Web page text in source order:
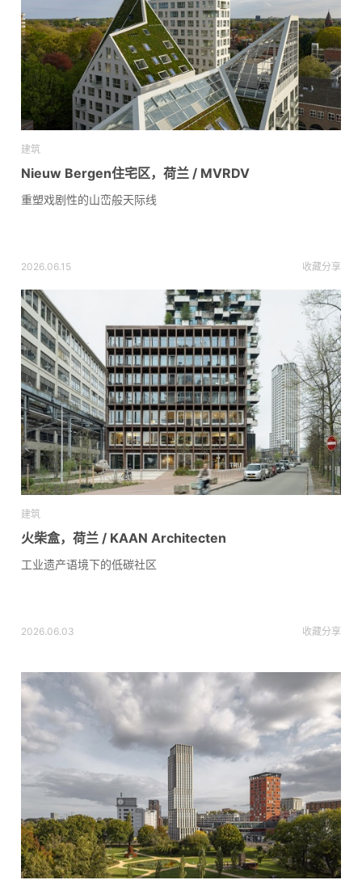
建筑
Nieuw Bergen住宅区，荷兰 / MVRDV
重塑戏剧性的山峦般天际线
2026.06.15 收藏分享
建筑
火柴盒，荷兰 / KAAN Architecten
工业遗产语境下的低碳社区
2026.06.03 收藏分享